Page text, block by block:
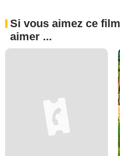
Si vous aimez ce
aimer ...